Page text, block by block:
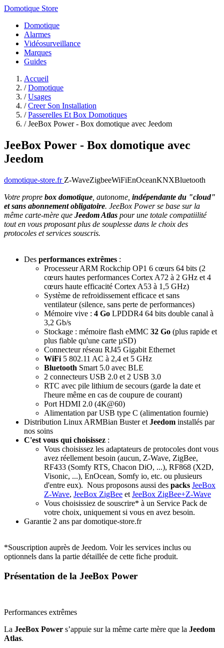
Domotique Store
Domotique
Alarmes
Vidéosurveillance
Marques
Guides
Accueil
/ Domotique
/ Usages
/ Creer Son Installation
/ Passerelles Et Box Domotiques
/ JeeBox Power - Box domotique avec Jeedom
JeeBox Power - Box domotique avec
Jeedom
domotique-store.fr Z-WaveZigbeeWiFiEnOceanKNXBluetooth
Votre propre box domotique , autonome, indépendante du "cloud"
et sans abonnement obligatoire. JeeBox Power se base sur la
même carte-mère que Jeedom Atlas pour une totale compatiilité
tout en vous proposant plus de souplesse dans le choix des
protocoles et services souscris.
Des performances extrêmes :
ProcesseurARM Rockchip OP1 6 cœurs 64 bits (2
cœurs hautes performances Cortex A72 à 2 GHz et 4
cœurs haute efficacité Cortex A53 à 1,5 GHz)
Système de refroidissement efficace et sans
ventilateur (silence, sans perte de performances)
Mémoire vive : 4 Go LPDDR4 64 bits double canal à
3,2 Gb/s
Stockage : mémoire flash eMMC 32 Go (plus rapide et
plus fiable qu'une carte µSD)
Connecteur réseau RJ45 Gigabit Ethernet
WiFi 5 802.11 AC à 2,4 et 5 GHz
Bluetooth Smart 5.0 avec BLE
2 connecteurs USB 2.0 et 2 USB 3.0
RTC avec pile lithium de secours (garde la date et
l'heure même en cas de coupure de courant)
Port HDMI 2.0 (4K@60)
Alimentation par USB type C (alimentation fournie)
Distribution Linux ARMBian Buster et Jeedom installés par
nos soins
C'est vous qui choisissez :
Vous choisissez les adaptateurs de protocoles dont vous
avez réellement besoin (aucun, Z-Wave, ZigBee,
RF433 (Somfy RTS, Chacon DiO, ...), RF868 (X2D,
Visonic, ...), EnOcean, Somfy io, etc. ou plusieurs
d'entre eux). Nous proposons aussi des packs JeeBox
Z-Wave, JeeBox ZigBee et JeeBox ZigBee+Z-Wave
Vous choisissiez de souscrire* à un Service Pack de
votre choix, uniquement si vous en avez besoin.
Garantie 2 ans par domotique-store.fr
*Souscription auprès de Jeedom. Voir les services inclus ou
optionnels dans la partie détaillée de cette fiche produit.
Présentation de la JeeBox Power
Performances extrêmes
La JeeBox Power s’appuie sur la même carte mère que la Jeedom
Atlas.